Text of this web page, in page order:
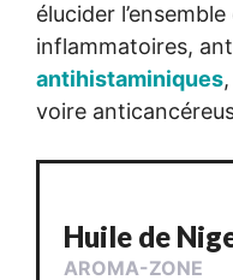
élucider
inflammatoires,
antihistaminiques
voire
Huile de
AROMA-ZONE